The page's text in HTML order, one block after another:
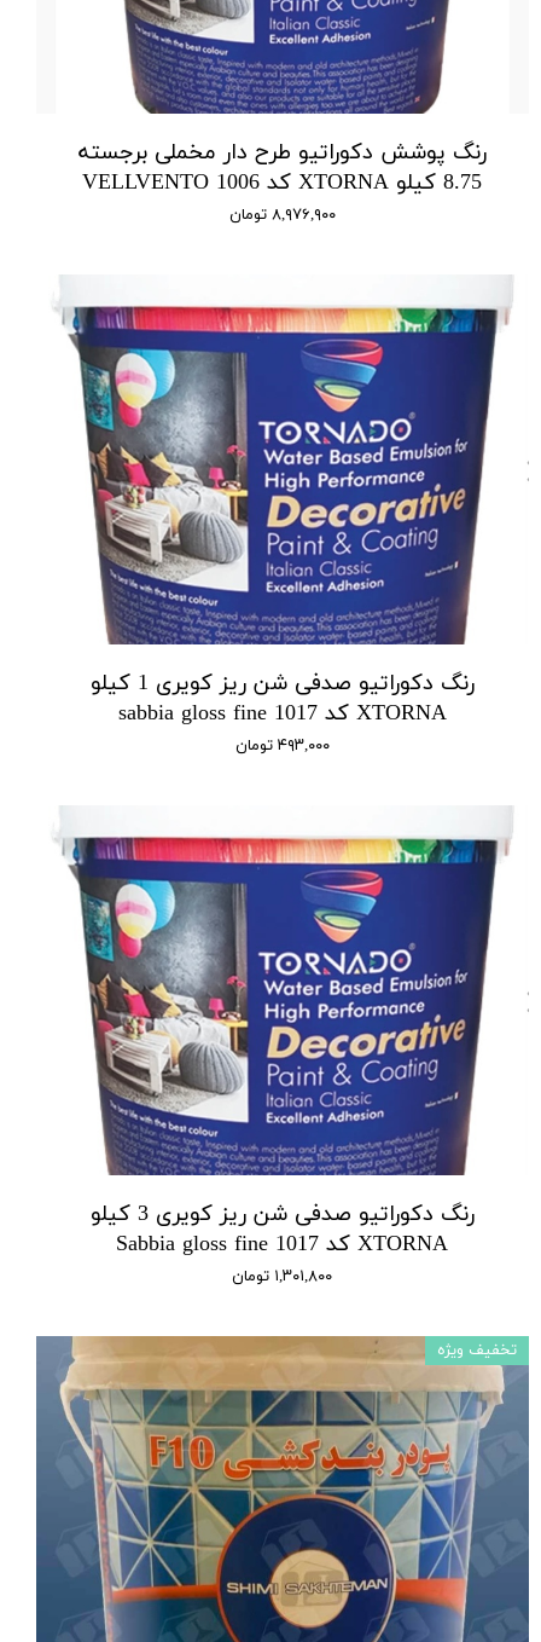
رنگ پوشش دکوراتیو طرح دار مخملی برجسته
8.75 کیلو XTORNA کد 1006 VELLVENTO
۸,۹۷۶,۹۰۰ تومان
رنگ دکوراتیو صدفی شن ریز کویری 1 کیلو
XTORNA کد 1017 sabbia gloss fine
۴۹۳,۰۰۰ تومان
رنگ دکوراتیو صدفی شن ریز کویری 3 کیلو
XTORNA کد 1017 Sabbia gloss fine
۱,۳۰۱,۸۰۰ تومان
تخفیف ویژه